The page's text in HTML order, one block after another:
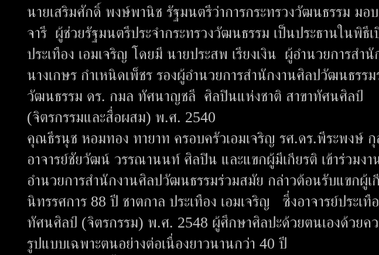
นายเสริมศักดิ์ พงษ์พานิช รัฐมนตรีว่าการกระทรวงวัฒนธรรม ม
จารี ผู้ช่วยรัฐมนตรีประจำกระทรวงวัฒนธรรม เป็นประธานในพิธี
ประเทือง เอมเจริญ โดยมี นายประสพ เรียงเงิน ผู้อำนวยการส
นางเกษร กำเหนิดเพ็ชร รองผู้อำนวยการสำนักงานศิลปวัฒนธรร
วัฒนธรรม ดร. กมล ทัศนาญชลี ศิลปินแห่งชาติ สาขาทัศนศิลป์
(จิตรกรรมและสื่อผสม) พ.ศ. 2540
คุณธีรนุช หอมทอง ทายาท ครอบครัวเอมเจริญ รศ.ดร.พีระพงษ์
อาจารย์ชัยวัฒน์ วรรณานนท์ ศิลปิน และแขกผู้มีเกียรติ เข้าร่วมง
อำนวยการสำนักงานศิลปวัฒนธรรมร่วมสมัย กล่าวต้อนรับแขกผู้เ
นิทรรศการ 88 ปี ชาตกาล ประเทือง เอมเจริญ ซึ่งอาจารย์ประเทื
ทัศนศิลป์ (จิตรกรรม) พ.ศ. 2548 ผู้ศึกษาศิลปะด้วยตนเองด้วยค
รูปแบบเฉพาะตนอย่างต่อเนื่องยาวนานกว่า 40 ปี